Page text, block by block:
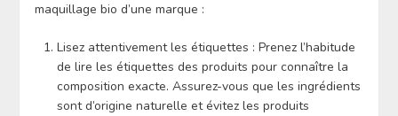
maquillage bio d’une marque :
Lisez attentivement les étiquettes : Prenez l’habitude
de lire les étiquettes des produits pour connaître la
composition exacte. Assurez-vous que les ingrédients
sont d’origine naturelle et évitez les produits